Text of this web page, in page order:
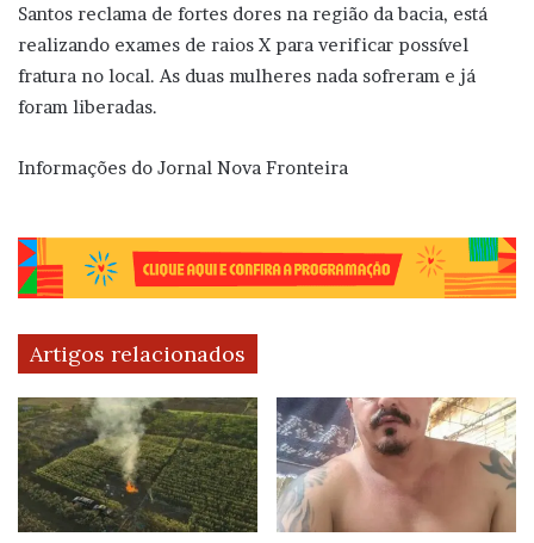
Santos reclama de fortes dores na região da bacia, está
realizando exames de raios X para verificar possível
fratura no local. As duas mulheres nada sofreram e já
foram liberadas.
Informações do Jornal Nova Fronteira
Artigos relacionados